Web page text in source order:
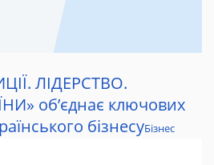
ЛІДЕРСТВО.
об’єднає ключових
бізнесуБізнес